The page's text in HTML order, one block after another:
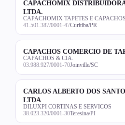
CAPACHOMIX
LTDA.
CAPACHOMIX TAPETES E
41.501.387/0001-47Curitiba/PR
CAPACHOS COMERCIO DE
CAPACHOS & CIA.
03.988.927/0001-70Joinville/SC
CARLOS ALBERTO DOS
LTDA
DILUXPI CORTINAS E SERVICOS
38.023.320/0001-30Teresina/PI